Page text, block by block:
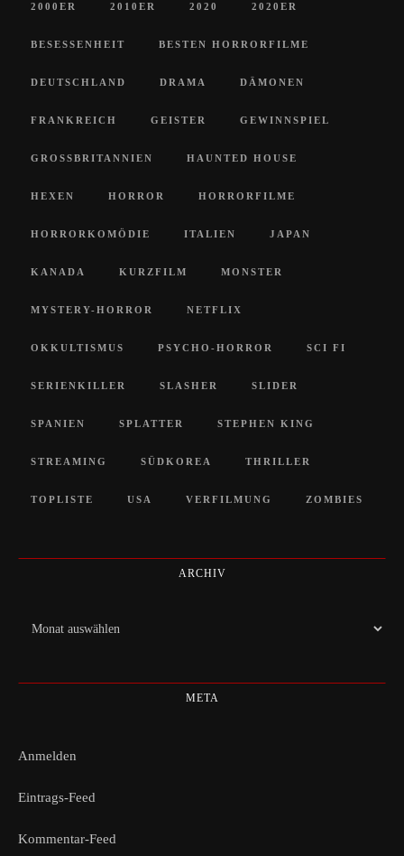
2000ER 2010ER 2020 2020ER
BESESSENHEIT BESTEN HORRORFILME
DEUTSCHLAND DRAMA DÄMONEN
FRANKREICH GEISTER GEWINNSPIEL
GROSSBRITANNIEN HAUNTED HOUSE
HEXEN HORROR HORRORFILME
HORRORKOMÖDIE ITALIEN JAPAN
KANADA KURZFILM MONSTER
MYSTERY-HORROR NETFLIX
OKKULTISMUS PSYCHO-HORROR SCI FI
SERIENKILLER SLASHER SLIDER
SPANIEN SPLATTER STEPHEN KING
STREAMING SÜDKOREA THRILLER
TOPLISTE USA VERFILMUNG ZOMBIES
ARCHIV
Archiv
META
Anmelden
Eintrags-Feed
Kommentar-Feed